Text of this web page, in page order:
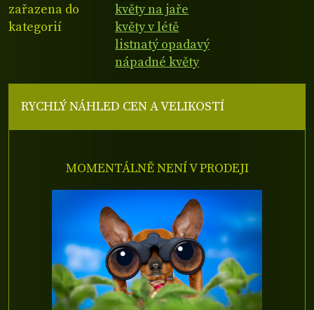
zařazena do
kategorií
květy na jaře
květy v létě
listnatý opadavý
nápadné květy
RYCHLÝ NÁHLED CEN A VELIKOSTÍ
MOMENTÁLNĚ NENÍ V PRODEJI